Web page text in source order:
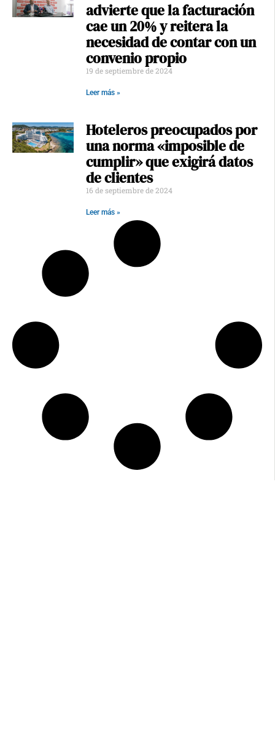
advierte que la facturación
cae un 20% y reitera la
necesidad de contar con un
convenio propio
19 de septiembre de 2024
Leer más »
Hoteleros preocupados por
una norma «imposible de
cumplir» que exigirá datos
de clientes
16 de septiembre de 2024
Leer más »